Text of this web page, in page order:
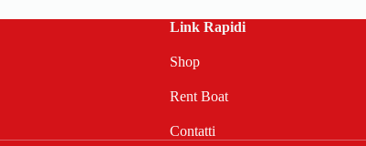
Link Rapidi
Shop
Rent Boat
Contatti